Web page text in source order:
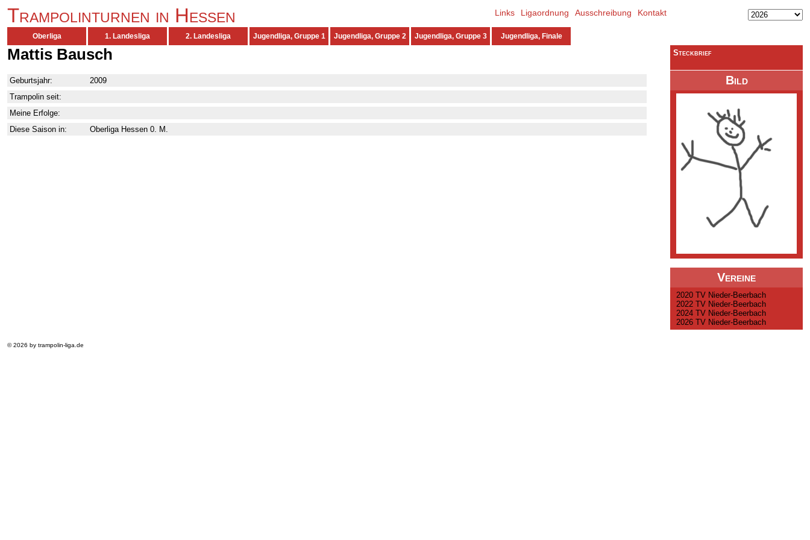
Trampolinturnen in Hessen Links Ligaordnung Ausschreibung Kontakt
Oberliga 1. Landesliga 2. Landesliga Jugendliga, Gruppe 1 Jugendliga, Gruppe 2 Jugendliga, Gruppe 3 Jugendliga, Finale
Mattis Bausch
Bild
Vereine
2020 TV Nieder-Beerbach
2022 TV Nieder-Beerbach
2024 TV Nieder-Beerbach
2026 TV Nieder-Beerbach
Steckbrief
Geburtsjahr:
2009
Trampolin seit:
Meine Erfolge:
Diese Saison in:
Oberliga Hessen 0. M.
© 2026 by trampolin-liga.de